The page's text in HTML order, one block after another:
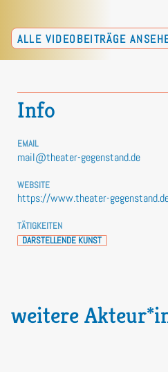
ALLE VIDEOBEITRÄGE
Info
EMAIL
mail@theater-gegenstand.de
WEBSITE
https://www.theater-
TÄTIGKEITEN
DARSTELLENDE KUNST
weitere